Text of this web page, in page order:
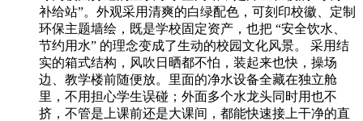
补给站”。外观采用清爽的白绿配色，可刻印校徽、定制
环保主题墙绘，既是学校固定资产，也把 “安全饮水、
节约用水” 的理念变成了生动的校园文化风景。 采用结
实的箱式结构，风吹日晒都不怕，装起来也快，操场
边、教学楼前随便放。里面的净水设备全藏在独立舱
里，不用担心学生误碰；外面多个水龙头同时用也不
挤，不管是上课前还是大课间，都能快速接上干净的直